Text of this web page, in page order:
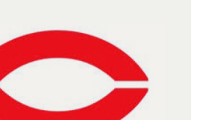
科
電気電子学科
航空学科
法律情報科
ビジネス情報科